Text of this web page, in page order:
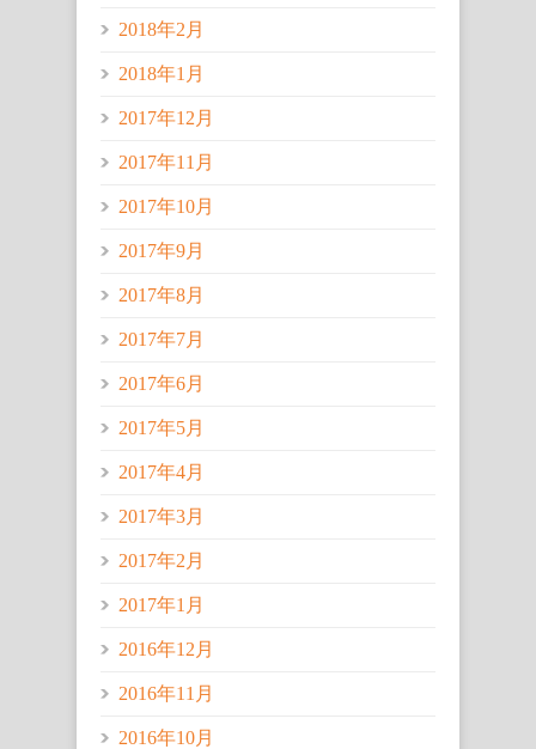
2018年2月
2018年1月
2017年12月
2017年11月
2017年10月
2017年9月
2017年8月
2017年7月
2017年6月
2017年5月
2017年4月
2017年3月
2017年2月
2017年1月
2016年12月
2016年11月
2016年10月